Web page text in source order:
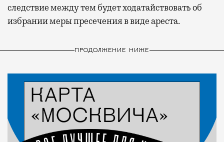
следствие между тем будет ходатайствовать об
избрании меры пресечения в виде ареста.
ПРОДОЛЖЕНИЕ НИЖЕ